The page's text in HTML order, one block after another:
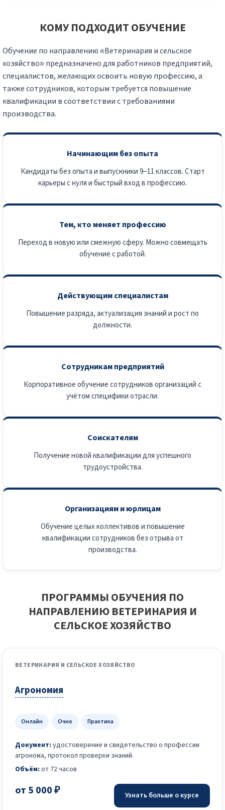
КОМУ ПОДХОДИТ ОБУЧЕНИЕ
Обучение по направлению «Ветеринария и сельское
хозяйство» предназначено для работников предприятий,
специалистов, желающих освоить новую профессию, а
также сотрудников, которым требуется повышение
квалификации в соответствии с требованиями
производства.
Начинающим без опыта
Кандидаты без опыта и выпускники 9–11 классов. Старт
карьеры с нуля и быстрый вход в профессию.
Тем, кто меняет профессию
Переход в новую или смежную сферу. Можно совмещать
обучение с работой.
Действующим специалистам
Повышение разряда, актуализация знаний и рост по
должности.
Сотрудникам предприятий
Корпоративное обучение сотрудников организаций с
учётом специфики отрасли.
Соискателям
Получение новой квалификации для успешного
трудоустройства.
Организациям и юрлицам
Обучение целых коллективов и повышение
квалификации сотрудников без отрыва от
производства.
ПРОГРАММЫ ОБУЧЕНИЯ ПО
НАПРАВЛЕНИЮ ВЕТЕРИНАРИЯ И
СЕЛЬСКОЕ ХОЗЯЙСТВО
ВЕТЕРИНАРИЯ И СЕЛЬСКОЕ ХОЗЯЙСТВО
Агрономия
Онлайн Очно Практика
Документ: удостоверение и свидетельство о профессии
агронома, протокол проверки знаний.
Объём: от 72 часов
от 5 000 ₽ Узнать больше о курсе